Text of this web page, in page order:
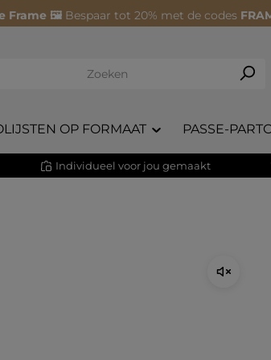
Frame 🖼️ Bespaar tot 20% met de codes
OP FORMAAT PASSE-
Individueel voor jou gemaakt